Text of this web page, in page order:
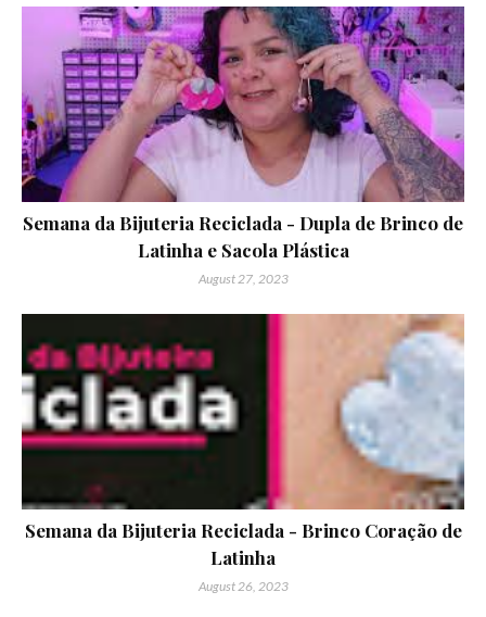
Semana da Bijuteria Reciclada - Dupla de Brinco de
Latinha e Sacola Plástica
August 27, 2023
Semana da Bijuteria Reciclada - Brinco Coração de
Latinha
August 26, 2023